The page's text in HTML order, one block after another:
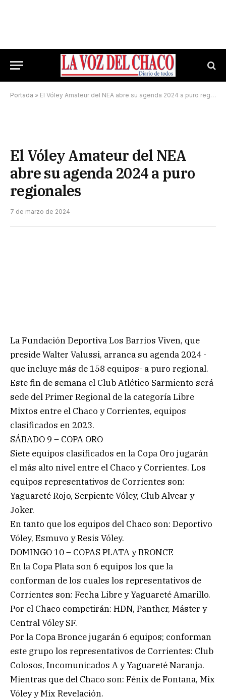
Portada » El Vóley Amateur del NEA abre su agenda 2024 a puro regionales
El Vóley Amateur del NEA
abre su agenda 2024 a puro
regionales
7 de marzo de 2024
La Fundación Deportiva Los Barrios Viven, que
preside Walter Valussi, arranca su agenda 2024 -
que incluye más de 158 equipos- a puro regional.
Este fin de semana el Club Atlético Sarmiento será
sede del Primer Regional de la categoría Libre
Mixtos entre el Chaco y Corrientes, equipos
clasificados en 2023.
SÁBADO 9 – COPA ORO
Siete equipos clasificados en la Copa Oro jugarán
el más alto nivel entre el Chaco y Corrientes. Los
equipos representativos de Corrientes son:
Yaguareté Rojo, Serpiente Vóley, Club Alvear y
Joker.
En tanto que los equipos del Chaco son: Deportivo
Vóley, Esmuvo y Resis Vóley.
DOMINGO 10 – COPAS PLATA y BRONCE
En la Copa Plata son 6 equipos los que la
conforman de los cuales los representativos de
Corrientes son: Fecha Libre y Yaguareté Amarillo.
Por el Chaco competirán: HDN, Panther, Máster y
Central Vóley SF.
Por la Copa Bronce jugarán 6 equipos; conforman
este grupo los representativos de Corrientes: Club
Colosos, Incomunicados A y Yaguareté Naranja.
Mientras que del Chaco son: Fénix de Fontana, Mix
Vóley y Mix Revelación.